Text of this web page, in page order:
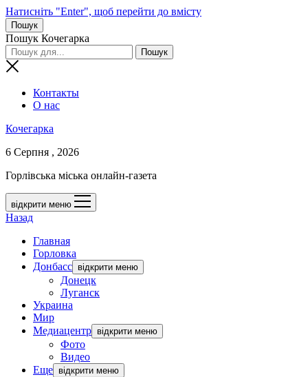
Натисніть "Enter", щоб перейти до вмісту
Пошук
Пошук Кочегарка
Контакты
О нас
Кочегарка
6 Серпня , 2026
Горлівська міська онлайн-газета
відкрити меню
Назад
Главная
Горловка
Донбасс відкрити меню
Донецк
Луганск
Украина
Мир
Медиацентр відкрити меню
Фото
Видео
Еще відкрити меню